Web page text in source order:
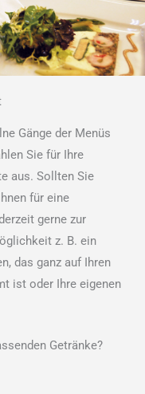
Gänge der Menüs
Sie für Ihre
aus. Sollten Sie
für eine
gerne zur
z. B. ein
das ganz auf Ihren
ist oder Ihre eigenen
Getränke?